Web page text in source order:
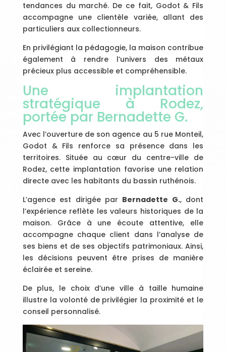
tendances du marché. De ce fait, Godot & Fils
accompagne une clientèle variée, allant des
particuliers aux collectionneurs.
En privilégiant la pédagogie, la maison contribue
également à rendre l’univers des métaux
précieux plus accessible et compréhensible.
Une implantation
stratégique à Rodez,
portée par Bernadette G.
Avec l’ouverture de son agence au 5 rue Monteil,
Godot & Fils renforce sa présence dans les
territoires. Située au cœur du centre-ville de
Rodez, cette implantation favorise une relation
directe avec les habitants du bassin ruthénois.
L’agence est dirigée par Bernadette G., dont
l’expérience reflète les valeurs historiques de la
maison. Grâce à une écoute attentive, elle
accompagne chaque client dans l’analyse de
ses biens et de ses objectifs patrimoniaux. Ainsi,
les décisions peuvent être prises de manière
éclairée et sereine.
De plus, le choix d’une ville à taille humaine
illustre la volonté de privilégier la proximité et le
conseil personnalisé.